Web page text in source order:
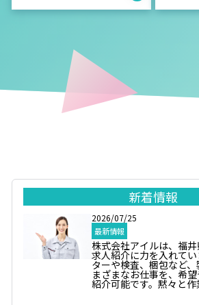
新着情報
2026/07/25
最新情報
株式会社アイルは、福
求人紹介に力を入れて
ターや検査、梱包など
まざまなお仕事を、希
紹介可能です。黙々と
方や、チームで協力して